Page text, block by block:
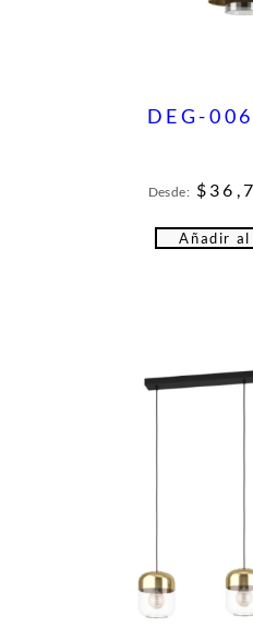
DEG-
Desde: $
Añadir